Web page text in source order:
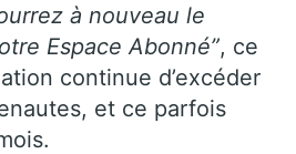
à nouveau le
Espace Abonné”, ce
continue d’excéder
et ce parfois